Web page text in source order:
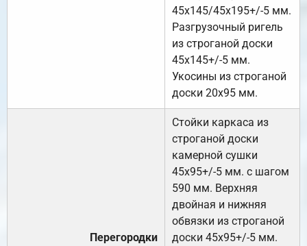
45х145/45х195+/-5 мм.
Разгрузочный ригель
из строганой доски
45х145+/-5 мм.
Укосины из строганой
доски 20х95 мм.
Перегородки
Стойки каркаса из
строганой доски
камерной сушки
45х95+/-5 мм. с шагом
590 мм. Верхняя
двойная и нижняя
обвязки из строганой
доски 45х95+/-5 мм.